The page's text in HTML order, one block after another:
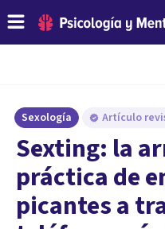
Sexología Artículo
Sexting: la
práctica de
picantes a